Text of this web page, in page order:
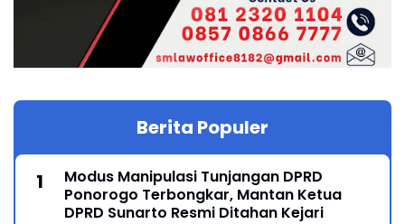
Berita Populer
Modus Manipulasi Tunjangan DPRD
Ponorogo Terbongkar, Mantan Ketua
DPRD Sunarto Resmi Ditahan Kejari